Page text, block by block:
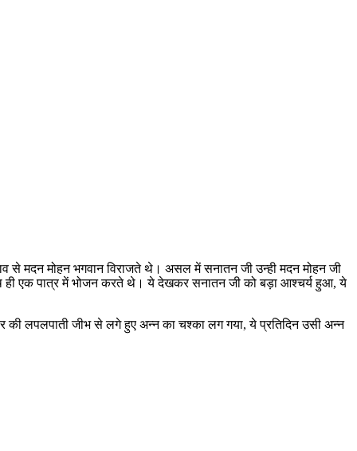
से मदन मोहन भगवान विराजते थे। असल में सनातन जी उन्ही मदन मोहन जी
ही एक पात्र में भोजन करते थे। ये देखकर सनातन जी को बड़ा आश्चर्य हुआ, ये
की लपलपाती जीभ से लगे हुए अन्न का चश्का लग गया, ये प्रतिदिन उसी अन्न